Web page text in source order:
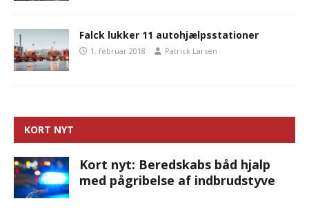
Falck lukker 11 autohjælpsstationer
1. februar 2018 Patrick Larsen
KORT NYT
Kort nyt: Beredskabs båd hjalp
med pågribelse af indbrudstyve